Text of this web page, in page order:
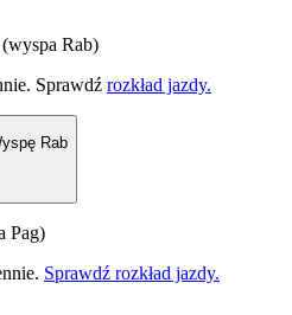
Rab)
Sprawdź rozkład jazdy.
Rab
Pag)
Sprawdź rozkład jazdy.